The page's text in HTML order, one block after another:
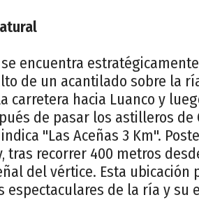
encuentra
de un acantilado sobre la
carretera hacia Luanco y
de pasar los astilleros
"Las Aceñas 3 Km".
tras recorrer 400 metros
del vértice. Esta
espectaculares de la ría y su